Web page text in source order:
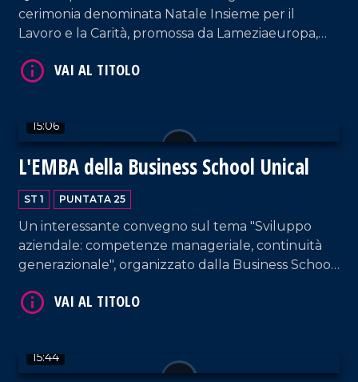
cerimonia denominata Natale Insieme per il
Lavoro e la Carità, promossa da Lameziaeuropa,
15:06
L'EMBA della Business School Unical
ST 1 PUNTATA 25
Un interessante convegno sul tema "Sviluppo
aziendale: competenze manageriale, continuità
generazionale", organizzato dalla Business School
15:44
VAI AL TITOLO
VAI AL TITOLO